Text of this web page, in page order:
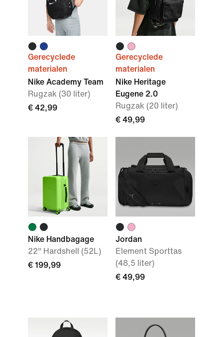
Gerecyclede
materialen
Nike Academy Team
Rugzak (30 liter)
€ 42,99
Gerecyclede
materialen
Nike Heritage
Eugene 2.0
Rugzak (20 liter)
€ 49,99
Nike Handbagage
22" Hardshell (52L)
€ 199,99
Jordan
Element Sporttas
(48,5 liter)
€ 49,99